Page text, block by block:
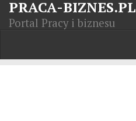
PRACA-BIZNES.PL
Portal Pracy i biznesu